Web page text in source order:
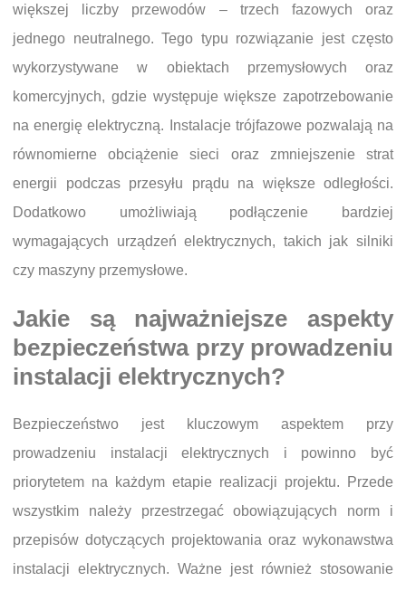
większej liczby przewodów – trzech fazowych oraz
jednego neutralnego. Tego typu rozwiązanie jest często
wykorzystywane w obiektach przemysłowych oraz
komercyjnych, gdzie występuje większe zapotrzebowanie
na energię elektryczną. Instalacje trójfazowe pozwalają na
równomierne obciążenie sieci oraz zmniejszenie strat
energii podczas przesyłu prądu na większe odległości.
Dodatkowo umożliwiają podłączenie bardziej
wymagających urządzeń elektrycznych, takich jak silniki
czy maszyny przemysłowe.
Jakie są najważniejsze aspekty
bezpieczeństwa przy prowadzeniu
instalacji elektrycznych?
Bezpieczeństwo jest kluczowym aspektem przy
prowadzeniu instalacji elektrycznych i powinno być
priorytetem na każdym etapie realizacji projektu. Przede
wszystkim należy przestrzegać obowiązujących norm i
przepisów dotyczących projektowania oraz wykonawstwa
instalacji elektrycznych. Ważne jest również stosowanie